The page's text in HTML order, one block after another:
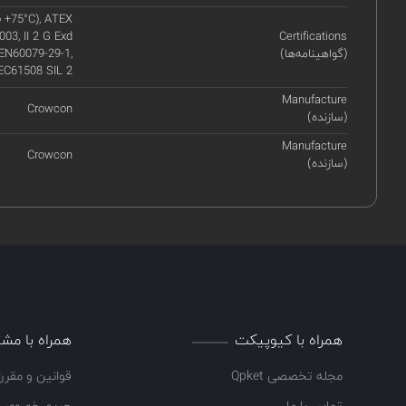
Certifications
(گواهینامه‌ها)
ATEX
II 2 G Exd
29-1,
SIL 2
Manufacture
(سازنده)
Crowcon
Manufacture
(سازنده)
Crowcon
همراه با کیوپیکت
مجله تخصصی Qpket
همراه با
قوانین و